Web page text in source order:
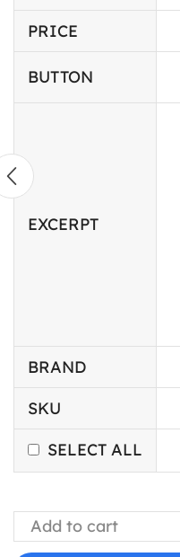
PRICE
BUTTON
EXCERPT
BRAND
SKU
SELECT ALL